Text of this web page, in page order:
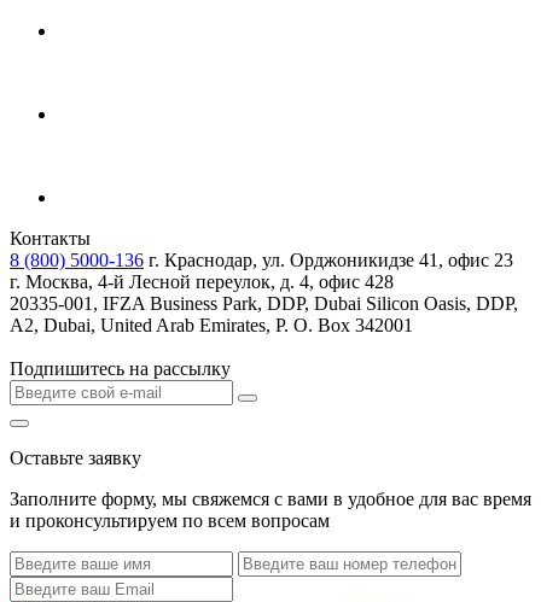
Контакты
8 (800) 5000-136 г. Краснодар, ул. Орджоникидзе 41, офис 23
г. Москва, 4-й Лесной переулок, д. 4, офис 428
20335-001, IFZA Business Park, DDP, Dubai Silicon Oasis, DDP,
A2, Dubai, United Arab Emirates, P. O. Box 342001
Подпишитесь на рассылку
Оставьте заявку
Заполните форму, мы свяжемся с вами в удобное для вас время
и проконсультируем по всем вопросам